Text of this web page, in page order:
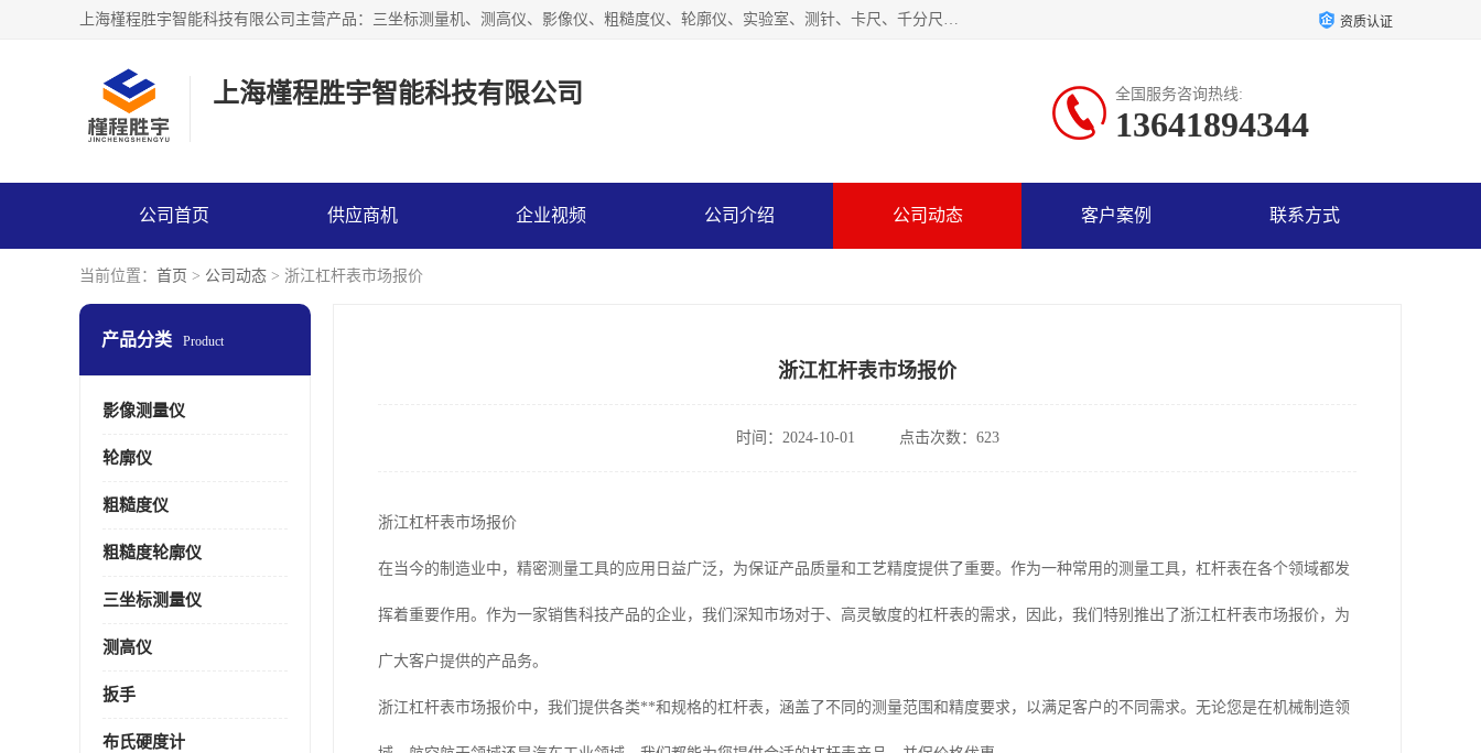
上海槿程胜宇智能科技有限公司主营产品：三坐标测量机、测高仪、影像仪、粗糙度仪、轮廓仪、实验室、测针、卡尺、千分尺、硬度计、三坐标夹具、量规、螺纹规、大理石平台、杠杆表。 资质认证
上海槿程胜宇智能科技有限公司 全国服务咨询热线:
13641894344
公司首页 供应商机 企业视频 公司介绍 公司动态 客户案例 联系方式
当前位置： 首页 > 公司动态 > 浙江杠杆表市场报价
产品分类 Product
影像测量仪
轮廓仪
粗糙度仪
粗糙度轮廓仪
三坐标测量仪
测高仪
扳手
布氏硬度计
浙江杠杆表市场报价
时间：2024-10-01 点击次数：623
浙江杠杆表市场报价
在当今的制造业中，精密测量工具的应用日益广泛，为保证产品质量和工艺精度提供了重要。作为一种常用的测量工具，杠杆表在各个领域都发
挥着重要作用。作为一家销售科技产品的企业，我们深知市场对于、高灵敏度的杠杆表的需求，因此，我们特别推出了浙江杠杆表市场报价，为
广大客户提供的产品务。
浙江杠杆表市场报价中，我们提供各类**和规格的杠杆表，涵盖了不同的测量范围和精度要求，以满足客户的不同需求。无论您是在机械制造领